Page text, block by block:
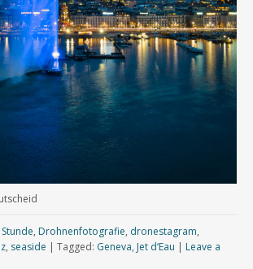
, Drohnenfotografie, dronestagram,
, seaside | Tagged: Geneva, Jet d‘Eau | Leave a